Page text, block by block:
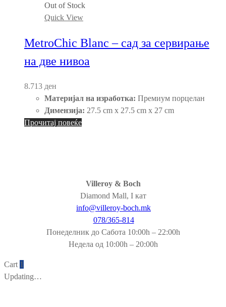
Out of Stock
Quick View
MetroChic Blanc – сад за сервирање
на две нивоа
8.713 ден
Материјал на изработка: Премиум порцелан
Димензија: 27.5 cm x 27.5 cm x 27 cm
Прочитај повеќе
Villeroy & Boch
Diamond Mall, I кат
info@villeroy-boch.mk
078/365-814
Понеделник до Сабота 10:00h – 22:00h
Недела од 10:00h – 20:00h
Cart 1
Updating…